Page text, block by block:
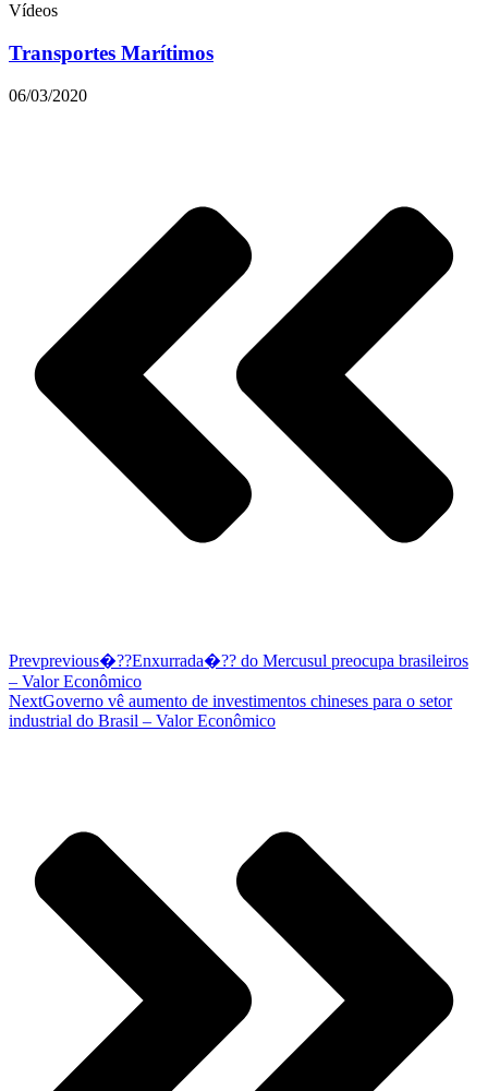
Vídeos
Transportes Marítimos
06/03/2020
Prevprevious�??Enxurrada�?? do Mercusul preocupa brasileiros
– Valor Econômico
NextGoverno vê aumento de investimentos chineses para o setor
industrial do Brasil – Valor Econômico